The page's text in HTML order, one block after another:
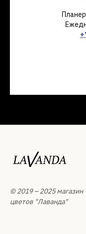
© 2019 – 2025 магазин
цветов "Лаванда"